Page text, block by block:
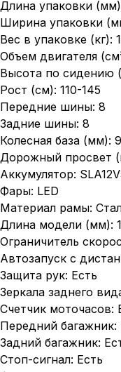
Длина упаковки
Ширина упаковки
Вес в упаковке (кг):
Объем двигателя
Высота по сидению
Рост (см): 110-145
Передние шины: 8
Задние шины: 8
Колесная база (мм):
Дорожный просвет
Аккумулятор:
Фары: LED
Материал рамы:
Длина модели (мм):
Ограничитель
Автозапуск с
Защита рук: Есть
Зеркала заднего
Счетчик моточасов:
Передний багажник:
Задний багажник:
Стоп-сигнал: Есть